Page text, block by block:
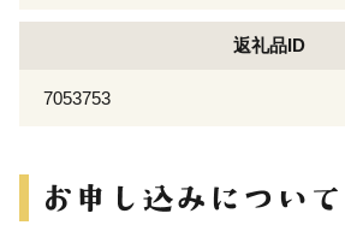
返礼品ID
7053753